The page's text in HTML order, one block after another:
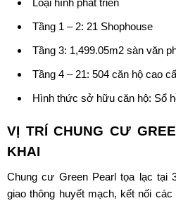
Tầng 1 – 2: 21 Shophouse
Tầng 3: 1,499.05m2 sàn văn
Tầng 4 – 21: 504 căn hộ cao
Hình thức sở hữu căn hộ: Sổ
VỊ TRÍ CHUNG CƯ
KHAI
Chung cư Green Pearl tọa lạc tại
giao thông huyết mạch, kết nối